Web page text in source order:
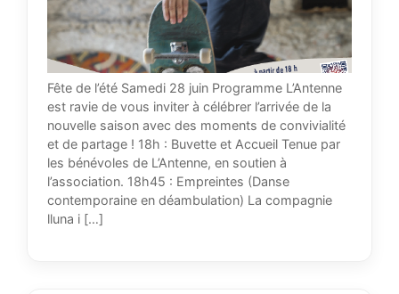
Fête de l’été Samedi 28 juin Programme L’Antenne
est ravie de vous inviter à célébrer l’arrivée de la
nouvelle saison avec des moments de convivialité
et de partage ! 18h : Buvette et Accueil Tenue par
les bénévoles de L’Antenne, en soutien à
l’association. 18h45 : Empreintes (Danse
contemporaine en déambulation) La compagnie
lluna i […]